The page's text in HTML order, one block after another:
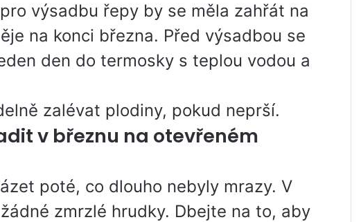
výsadbu řepy by se měla zahřát na
na konci března. Před výsadbou se
den do termosky s teplou vodou a
zalévat plodiny, pokud neprší.
v březnu na otevřeném
poté, co dlouho nebyly mrazy. V
zmrzlé hrudky. Dbejte na to, aby